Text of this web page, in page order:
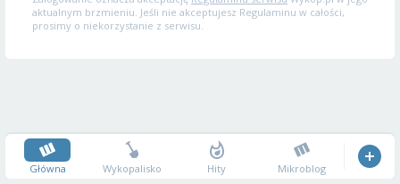
aktualnym brzmieniu. Jeśli nie akceptujesz Regulaminu w całości,
prosimy o niekorzystanie z serwisu.
Główna Wykopalisko Hity Mikroblog